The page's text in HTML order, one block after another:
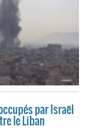
par Israël
le Liban